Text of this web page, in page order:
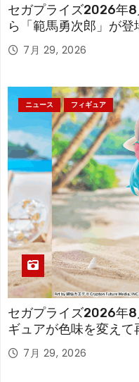
セガプライズ2026年
ら「範馬勇次郎」が登
7月 29, 2026
ニュース フィギュア
セガプライズ2026年8
ギュアが色味を変えて
7月 29, 2026